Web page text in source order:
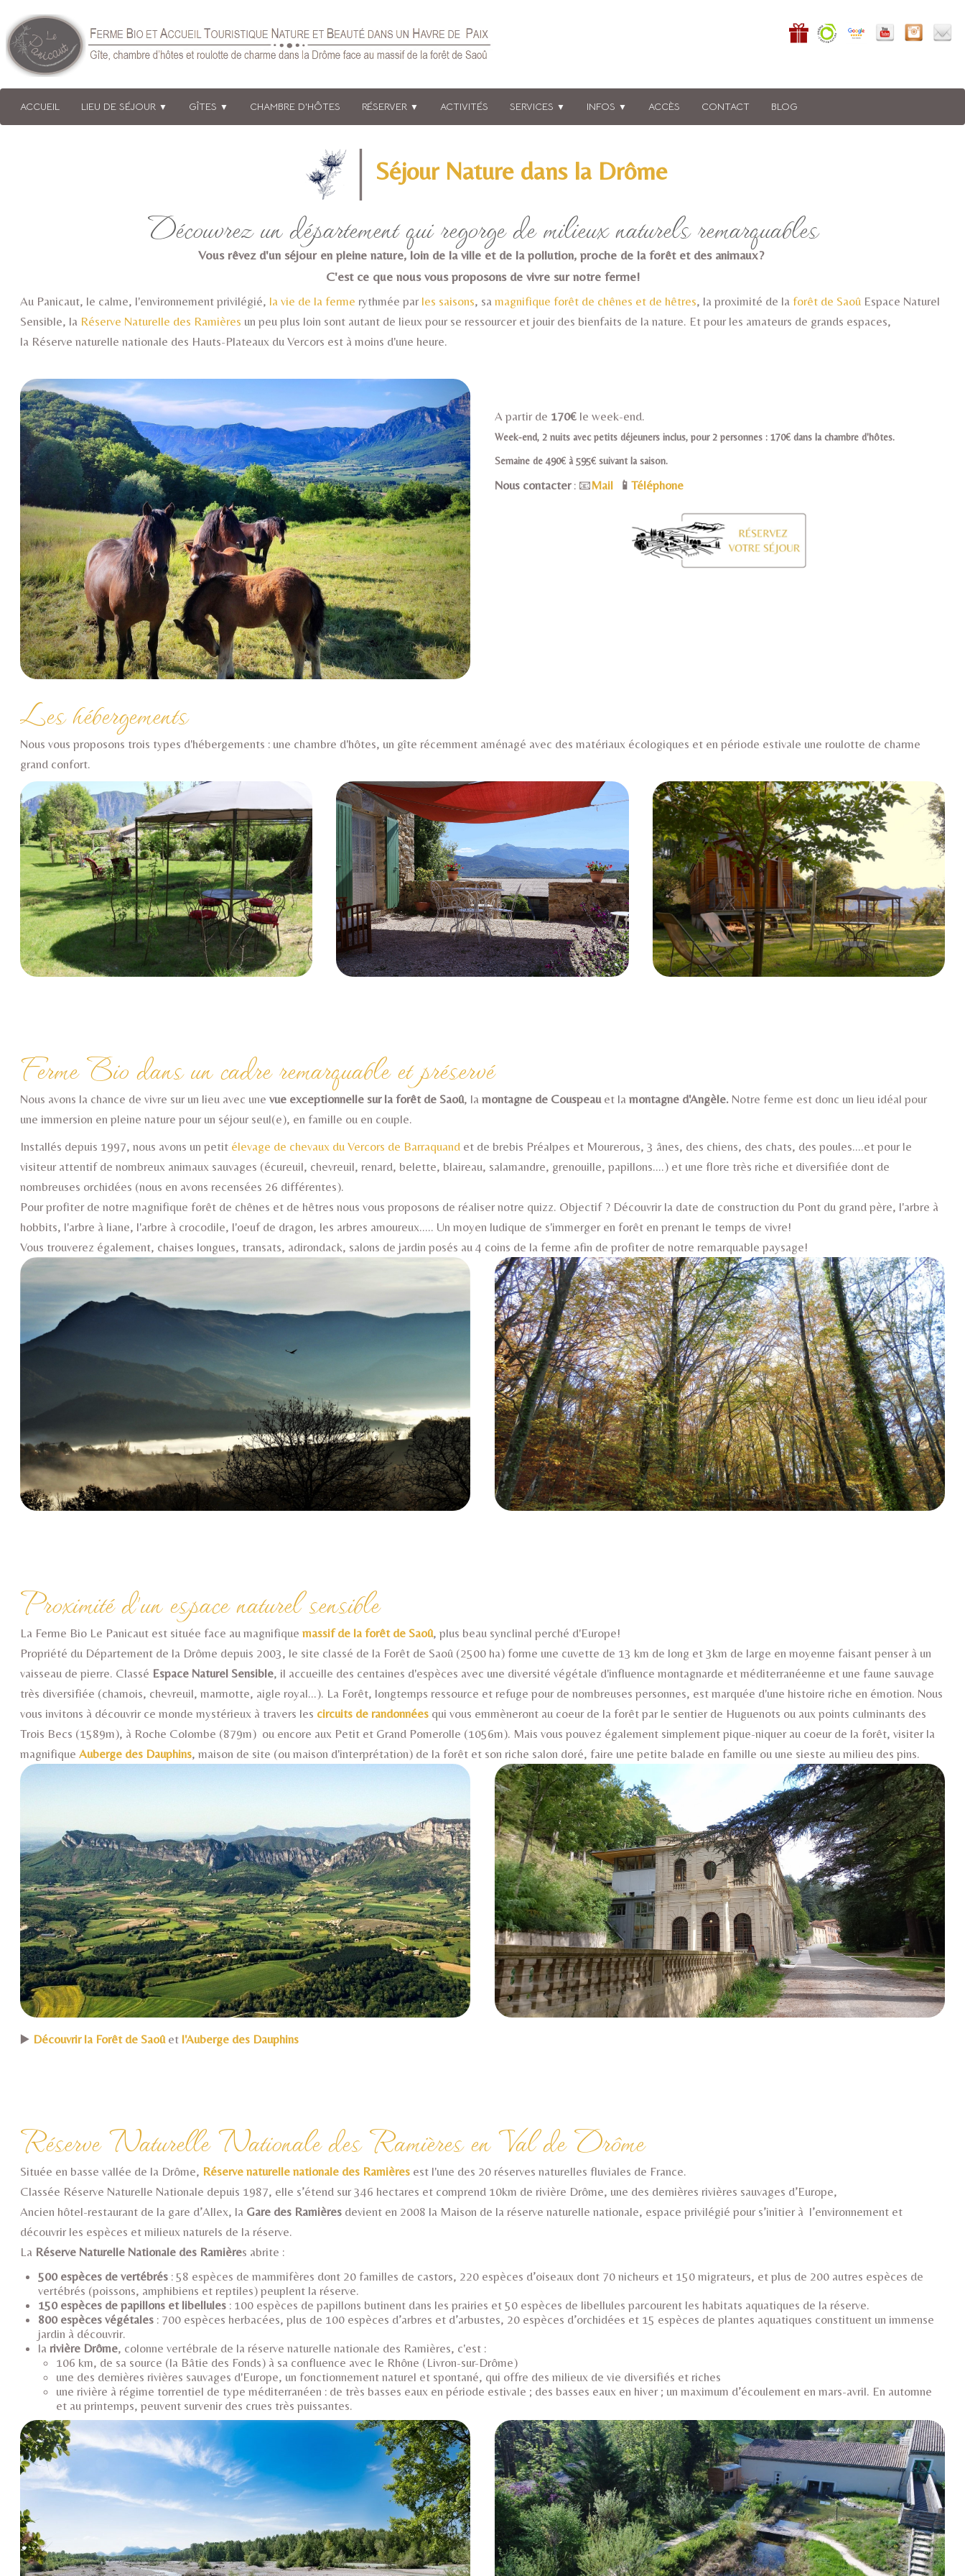
ACCUEIL LIEU DE SÉJOUR ▼ GÎTES ▼ CHAMBRE D'HÔTES RÉSERVER ▼ ACTIVITÉS SERVICES ▼ INFOS ▼ ACCÈS CONTACT BLOG
Séjour Nature dans la Drôme
Découvrez un département qui regorge de milieux naturels remarquables
Vous rêvez d'un séjour en pleine nature, loin de la ville et de la pollution, proche de la forêt et des animaux?
C'est ce que nous vous proposons de vivre sur notre ferme!
Au Panicaut, le calme, l'environnement privilégié, la vie de la ferme rythmée par les saisons, sa magnifique forêt de chênes et de hêtres, la proximité de la forêt de Saoû Espace Naturel
Sensible, la Réserve Naturelle des Ramières un peu plus loin sont autant de lieux pour se ressourcer et jouir des bienfaits de la nature. Et pour les amateurs de grands espaces,
la Réserve naturelle nationale des Hauts-Plateaux du Vercors est à moins d'une heure.
A partir de 170€ le week-end.
Week-end, 2 nuits avec petits déjeuners inclus, pour 2 personnes : 170€ dans la chambre d'hôtes.
Semaine de 490€ à 595€ suivant la saison.
Nous contacter: 📧Mail📱 Téléphone
Les hébergements
Nous vous proposons trois types d'hébergements : une chambre d'hôtes, un gîte récemment aménagé avec des matériaux écologiques et en période estivale une roulotte de charme
grand confort.
Ferme Bio dans un cadre remarquable et préservé
Nous avons la chance de vivre sur un lieu avec une vue exceptionnelle sur la forêt de Saoû, la montagne de Couspeau et la montagne d'Angèle. Notre ferme est donc un lieu idéal pour
une immersion en pleine nature pour un séjour seul(e), en famille ou en couple.
Installés depuis 1997, nous avons un petit élevage de chevaux du Vercors de Barraquand et de brebis Préalpes et Mourerous, 3 ânes, des chiens, des chats, des poules....et pour le
visiteur attentif de nombreux animaux sauvages (écureuil, chevreuil, renard, belette, blaireau, salamandre, grenouille, papillons....) et une flore très riche et diversifiée dont de
nombreuses orchidées (nous en avons recensées 26 différentes).
Pour profiter de notre magnifique forêt de chênes et de hêtres nous vous proposons de réaliser notre quizz. Objectif ? Découvrir la date de construction du Pont du grand père, l'arbre à
hobbits, l'arbre à liane, l'arbre à crocodile, l'oeuf de dragon, les arbres amoureux..... Un moyen ludique de s'immerger en forêt en prenant le temps de vivre!
Vous trouverez également, chaises longues, transats, adirondack, salons de jardin posés au 4 coins de la ferme afin de profiter de notre remarquable paysage!
Proximité d'un espace naturel sensible
La Ferme Bio Le Panicaut est située face au magnifique massif de la forêt de Saoû, plus beau synclinal perché d'Europe!
Propriété du Département de la Drôme depuis 2003, le site classé de la Forêt de Saoû (2500 ha) forme une cuvette de 13 km de long et 3km de large en moyenne faisant penser à un
vaisseau de pierre. Classé Espace Naturel Sensible, il accueille des centaines d'espèces avec une diversité végétale d'influence montagnarde et méditerranéenne et une faune sauvage
très diversifiée (chamois, chevreuil, marmotte, aigle royal...). La Forêt, longtemps ressource et refuge pour de nombreuses personnes, est marquée d'une histoire riche en émotion. Nous
vous invitons à découvrir ce monde mystérieux à travers les circuits de randonnées qui vous emmèneront au coeur de la forêt par le sentier de Huguenots ou aux points culminants des
Trois Becs (1589m), à Roche Colombe (879m) ou encore aux Petit et Grand Pomerolle (1056m). Mais vous pouvez également simplement pique-niquer au coeur de la forêt, visiter la
magnifique Auberge des Dauphins, maison de site (ou maison d'interprétation) de la forêt et son riche salon doré, faire une petite balade en famille ou une sieste au milieu des pins.
▶️ Découvrir la Forêt de Saoû et l'Auberge des Dauphins
Réserve Naturelle Nationale des Ramières en Val de Drôme
Située en basse vallée de la Drôme, Réserve naturelle nationale des Ramières est l'une des 20 réserves naturelles fluviales de France.
Classée Réserve Naturelle Nationale depuis 1987, elle s’étend sur 346 hectares et comprend 10km de rivière Drôme, une des dernières rivières sauvages d’Europe,
Ancien hôtel-restaurant de la gare d’Allex, la Gare des Ramières devient en 2008 la Maison de la réserve naturelle nationale, espace privilégié pour s’initier à l’environnement et
découvrir les espèces et milieux naturels de la réserve.
La Réserve Naturelle Nationale des Ramières abrite :
500 espèces de vertébrés : 58 espèces de mammifères dont 20 familles de castors, 220 espèces d’oiseaux dont 70 nicheurs et 150 migrateurs, et plus de 200 autres espèces de
vertébrés (poissons, amphibiens et reptiles) peuplent la réserve.
150 espèces de papillons et libellules : 100 espèces de papillons butinent dans les prairies et 50 espèces de libellules parcourent les habitats aquatiques de la réserve.
800 espèces végétales : 700 espèces herbacées, plus de 100 espèces d’arbres et d’arbustes, 20 espèces d’orchidées et 15 espèces de plantes aquatiques constituent un immense
jardin à découvrir.
la rivière Drôme, colonne vertébrale de la réserve naturelle nationale des Ramières, c'est :
106 km, de sa source (la Bâtie des Fonds) à sa confluence avec le Rhône (Livron-sur-Drôme)
une des dernières rivières sauvages d'Europe, un fonctionnement naturel et spontané, qui offre des milieux de vie diversifiés et riches
une rivière à régime torrentiel de type méditerranéen : de très basses eaux en période estivale ; des basses eaux en hiver ; un maximum d’écoulement en mars-avril. En automne
et au printemps, peuvent survenir des crues très puissantes.